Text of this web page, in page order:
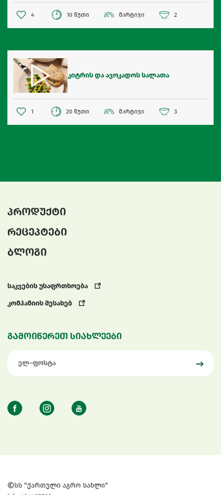
4 10 წუთი მარტივი 2
კიტრის და ავოკადოს სალათა
1 20 წუთი მარტივი 3
პროდუქტი
რეცეპტები
ბლოგი
საკვების უსაფრთხოება
კომპანიის შესახებ
გამოიწერეთ სიახლეები
სს "ქართული აგრო სახლი"